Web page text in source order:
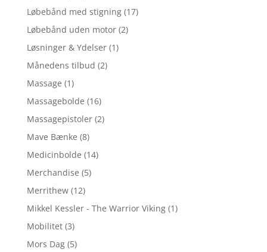
Løbebånd med stigning (17)
Løbebånd uden motor (2)
Løsninger & Ydelser (1)
Månedens tilbud (2)
Massage (1)
Massagebolde (16)
Massagepistoler (2)
Mave Bænke (8)
Medicinbolde (14)
Merchandise (5)
Merrithew (12)
Mikkel Kessler - The Warrior Viking (1)
Mobilitet (3)
Mors Dag (5)